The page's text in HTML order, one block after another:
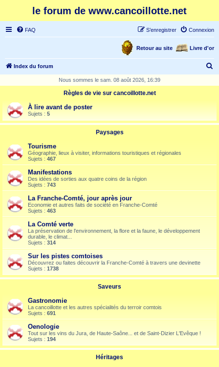
le forum de www.cancoillotte.net
FAQ Connexion
S’enregistrer
Livre d'or
Retour au site
Index du forum
r
Nous sommes le sam. 08 août 2026, 16:39
Règles de vie sur cancoillotte.net
À lire avant de poster
Sujets : 5
Paysages
Tourisme
Géographie, lieux à visiter, informations touristiques et régionales
Sujets : 467
Manifestations
Des idées de sorties aux quatre coins de la région
Sujets : 743
La Franche-Comté, jour après jour
Economie et autres faits de société en Franche-Comté
Sujets : 463
La Comté verte
La préservation de l'environnement, la flore et la faune, le développement
durable, le climat...
Sujets : 314
Sur les pistes comtoises
Découvrez ou faites découvrir la Franche-Comté à travers une devinette
Sujets : 1738
Saveurs
Gastronomie
La cancoillotte et les autres spécialités du terroir comtois
Sujets : 691
Oenologie
Tout sur les vins du Jura, de Haute-Saône... et de Saint-Dizier L'Evêque !
Sujets : 194
Héritages